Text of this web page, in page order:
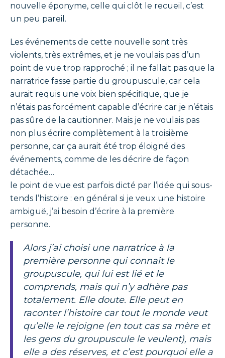
nouvelle éponyme, celle qui clôt le recueil, c’est
un peu pareil.
Les événements de cette nouvelle sont très
violents, très extrêmes, et je ne voulais pas d’un
point de vue trop rapproché ; il ne fallait pas que la
narratrice fasse partie du groupuscule, car cela
aurait requis une voix bien spécifique, que je
n’étais pas forcément capable d’écrire car je n’étais
pas sûre de la cautionner. Mais je ne voulais pas
non plus écrire complètement à la troisième
personne, car ça aurait été trop éloigné des
événements, comme de les décrire de façon
détachée…
le point de vue est parfois dicté par l’idée qui sous-
tends l’histoire : en général si je veux une histoire
ambiguë, j’ai besoin d’écrire à la première
personne.
Alors j’ai choisi une narratrice à la
première personne qui connaît le
groupuscule, qui lui est lié et le
comprends, mais qui n’y adhère pas
totalement. Elle doute. Elle peut en
raconter l’histoire car tout le monde veut
qu’elle le rejoigne (en tout cas sa mère et
les gens du groupuscule le veulent), mais
elle a des réserves, et c’est pourquoi elle a